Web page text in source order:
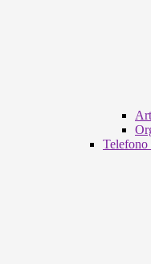
Telefono